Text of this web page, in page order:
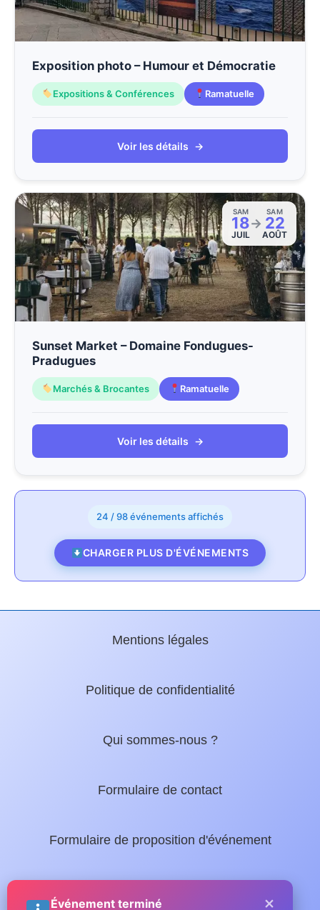
Exposition photo – Humour et Démocratie
Expositions & Conférences Ramatuelle
Voir les détails →
SAM
18
JUIL
→
SAM
22
AOÛT
Sunset Market – Domaine Fondugues-
Pradugues
Marchés & Brocantes Ramatuelle
Voir les détails →
24 / 98 événements affichés
CHARGER PLUS D'ÉVÉNEMENTS
Mentions légales
Politique de confidentialité
Qui sommes-nous ?
Formulaire de contact
Formulaire de proposition d'événement
Événement terminé
×